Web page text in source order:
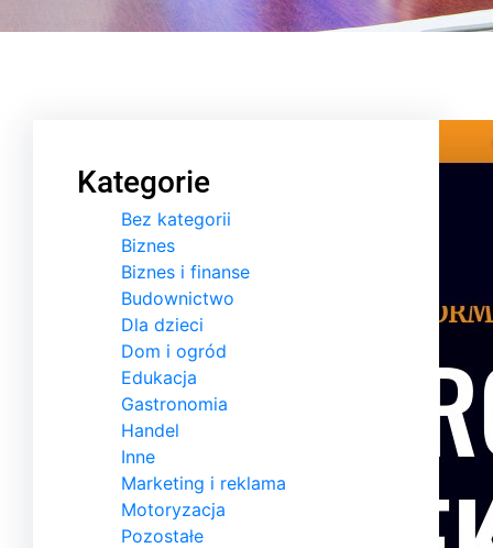
Kategorie
Bez kategorii
Biznes
Biznes i finanse
Budownictwo
Dla dzieci
Dom i ogród
Edukacja
Gastronomia
Handel
Inne
Marketing i reklama
Motoryzacja
Pozostałe